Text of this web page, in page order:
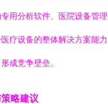
用分析软件、医院设备管
疗设备的整体解决方案能
成竞争壁垒。
略建议